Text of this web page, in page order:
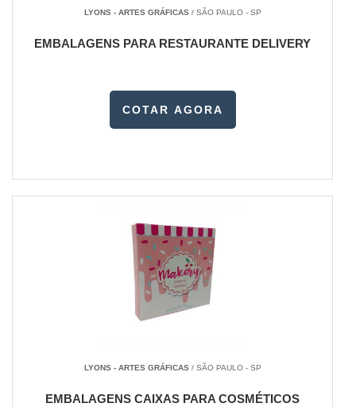
LYONS - ARTES GRÁFICAS/ SÃO PAULO - SP
EMBALAGENS PARA RESTAURANTE DELIVERY
COTAR AGORA
LYONS - ARTES GRÁFICAS/ SÃO PAULO - SP
EMBALAGENS CAIXAS PARA COSMÉTICOS